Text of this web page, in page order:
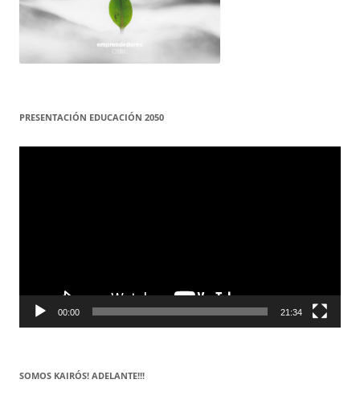
PRESENTACIÓN EDUCACIÓN 2050
Reproductor
00:00 21:34
SOMOS KAIRÓS! ADELANTE!!!